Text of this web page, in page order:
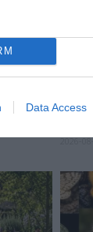
Data Access
2026-